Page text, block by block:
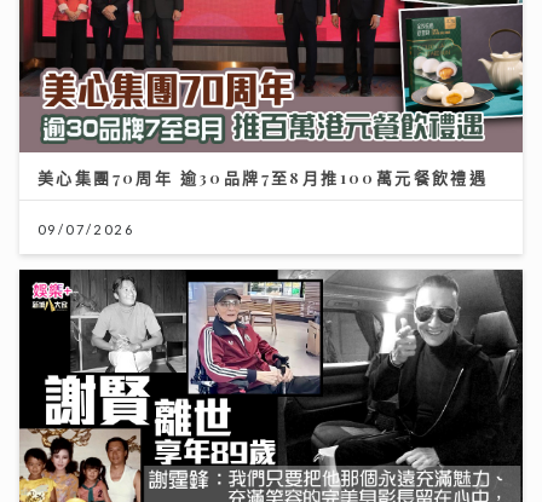
美心集團70周年 逾30品牌7至8月推100萬元餐飲禮遇
09/07/2026